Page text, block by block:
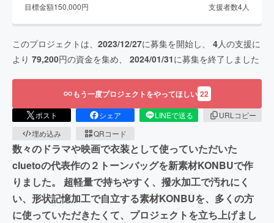
目標金額150,000円 支援者数4人
このプロジェクトは、 2023/12/27に募集を開始し、 4人の支援に
より 79,200円の資金を集め、 2024/01/31に募集を終了しました
もう一度プロジェクトをやってほしい 22
ポスト シェア LINEで送る
URLコピー
埋め込み
QRコード
数々のドラマや映画で衣装として使っていただいた
cluetoの代表作の２トーンバッグを新素材KONBUで作
りました。 超軽量で持ちやすく、撥水加工で汚れにく
い、形状記憶加工で自立する素材KONBUを、多くの方
に使っていただきたくて、プロジェクトを立ち上げまし